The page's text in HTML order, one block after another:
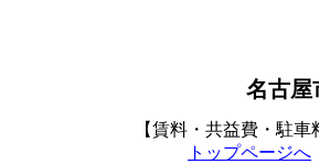
名古屋
【賃料・共益費・駐
トップページへ